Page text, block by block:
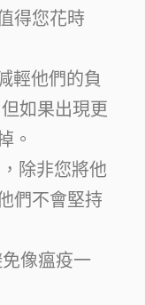
得您花時
輕他們的負
如果出現更
。
除非您將他
們不會堅持
像瘟疫一